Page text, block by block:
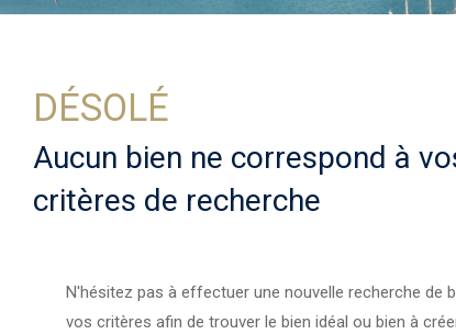
DÉSOLÉ
Aucun bien ne correspond à
critères de recherche
N'hésitez pas à effectuer une nouvelle recherche de
vos critères afin de trouver le bien idéal ou bien à